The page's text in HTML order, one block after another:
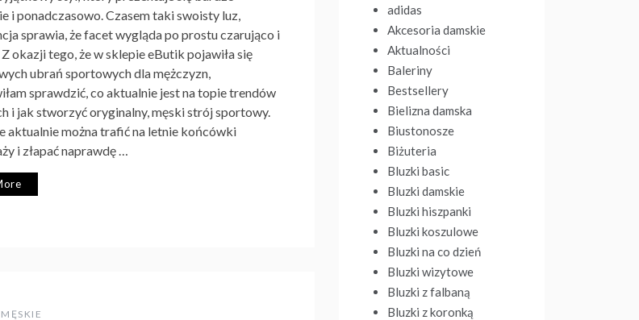
i ponadczasowo. Czasem taki swoisty luz,
sprawia, że facet wygląda po prostu czarująco i
Z okazji tego, że w sklepie eButik pojawiła się
ubrań sportowych dla mężczyzn,
sprawdzić, co aktualnie jest na topie trendów
i jak stworzyć oryginalny, męski strój sportowy.
aktualnie można trafić na letnie końcówki
i złapać naprawdę …
adidas
Akcesoria damskie
Aktualności
Baleriny
Bestsellery
Bielizna damska
Biustonosze
Biżuteria
Bluzki basic
Bluzki damskie
Bluzki hiszpanki
Bluzki koszulowe
Bluzki na co dzień
Bluzki wizytowe
Bluzki z falbaną
Bluzki z koronką